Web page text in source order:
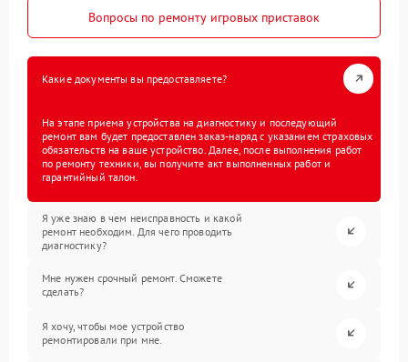
Вопросы по ремонту игровых приставок
Какие документы вы предоставляете?
На этапе приема устройства на диагностику и последующий
ремонт вам будет предоставлен заказ-наряд с указанием страховых
обязательств на ваше устройство. Далее, после выполнения работ
по ремонту техники, вы получите акт выполненных работ и
гарантийный талон.
Я уже знаю в чем неисправность и какой
ремонт необходим. Для чего проводить
диагностику?
Мне нужен срочный ремонт. Сможете
сделать?
Я хочу, чтобы мое устройство
ремонтировали при мне.